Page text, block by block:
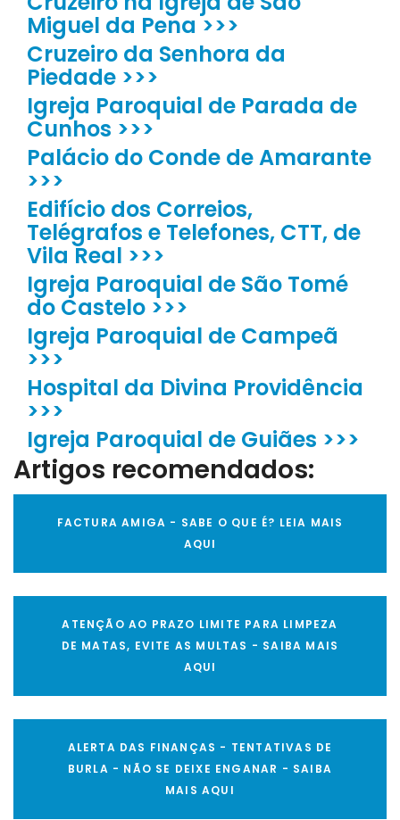
Miguel da Pena >>>
Cruzeiro da Senhora da
Piedade >>>
Igreja Paroquial de Parada de
Cunhos >>>
Palácio do Conde de Amarante
>>>
Edifício dos Correios,
Telégrafos e Telefones, CTT, de
Vila Real >>>
Igreja Paroquial de São Tomé
do Castelo >>>
Igreja Paroquial de Campeã
>>>
Hospital da Divina Providência
>>>
Igreja Paroquial de Guiães >>>
Artigos recomendados:
FACTURA AMIGA - SABE O QUE É? LEIA MAIS
AQUI
ATENÇÃO AO PRAZO LIMITE PARA LIMPEZA
DE MATAS, EVITE AS MULTAS - SAIBA MAIS
AQUI
ALERTA DAS FINANÇAS - TENTATIVAS DE
BURLA - NÃO SE DEIXE ENGANAR - SAIBA
MAIS AQUI